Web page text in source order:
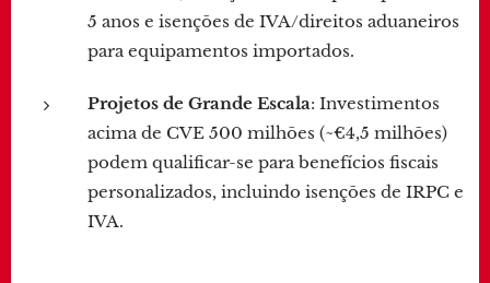
5 anos e isenções de IVA/direitos aduaneiros
para equipamentos importados.
Projetos de Grande Escala: Investimentos
acima de CVE 500 milhões (~€4,5 milhões)
podem qualificar-se para benefícios fiscais
personalizados, incluindo isenções de IRPC e
IVA.